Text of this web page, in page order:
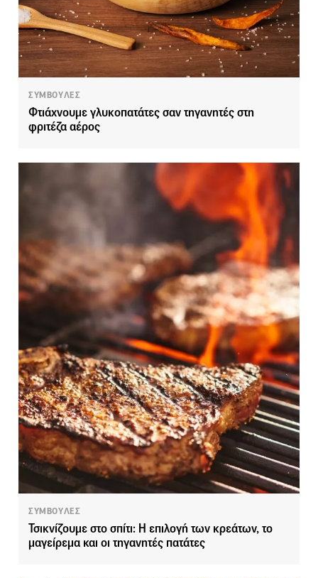
ΣΥΜΒΟΥΛΕΣ
Φτιάχνουμε γλυκοπατάτες σαν τηγανητές στη
φριτέζα αέρος
ΣΥΜΒΟΥΛΕΣ
Τσικνίζουμε στο σπίτι: Η επιλογή των κρεάτων, το
μαγείρεμα και οι τηγανητές πατάτες